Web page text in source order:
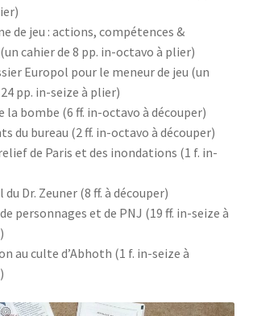
de jeu : actions, compétences &
cahier de 8 pp. in-octavo à plier)
Europol pour le meneur de jeu (un
pp. in-seize à plier)
la bombe (6 ff. in-octavo à découper)
du bureau (2 ff. in-octavo à découper)
de Paris et des inondations (1 f. in-
du Dr. Zeuner (8 ff. à découper)
personnages et de PNJ (19 ff. in-seize à
au culte d’Abhoth (1 f. in-seize à